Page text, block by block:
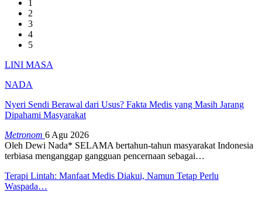
1
2
3
4
5
LINI MASA
NADA
Nyeri Sendi Berawal dari Usus? Fakta Medis yang Masih Jarang
Dipahami Masyarakat
Metronom 6 Agu 2026
Oleh Dewi Nada* SELAMA bertahun-tahun masyarakat Indonesia
terbiasa menganggap gangguan pencernaan sebagai…
Terapi Lintah: Manfaat Medis Diakui, Namun Tetap Perlu
Waspada…